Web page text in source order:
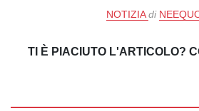
NOTIZIA di
TI È PIACIUTO L'ARTICOLO?